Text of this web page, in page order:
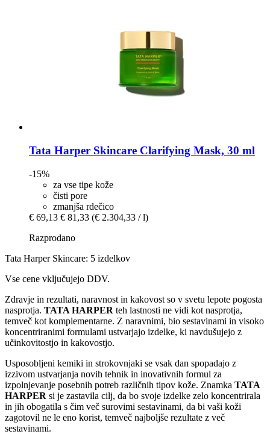
Tata Harper Skincare Clarifying Mask, 30 ml
-15%
za vse tipe kože
čisti pore
zmanjša rdečico
€ 69,13 € 81,33 (€ 2.304,33 / l)
Razprodano
Tata Harper Skincare: 5 izdelkov
Vse cene vključujejo DDV.
Zdravje in rezultati, naravnost in kakovost so v svetu lepote pogosta
nasprotja. TATA HARPER teh lastnosti ne vidi kot nasprotja,
temveč kot komplementarne. Z naravnimi, bio sestavinami in visoko
koncentriranimi formulami ustvarjajo izdelke, ki navdušujejo z
učinkovitostjo in kakovostjo.
Usposobljeni kemiki in strokovnjaki se vsak dan spopadajo z
izzivom ustvarjanja novih tehnik in inovativnih formul za
izpolnjevanje posebnih potreb različnih tipov kože. Znamka TATA
HARPER si je zastavila cilj, da bo svoje izdelke zelo koncentrirala
in jih obogatila s čim več surovimi sestavinami, da bi vaši koži
zagotovil ne le eno korist, temveč najboljše rezultate z več
sestavinami.